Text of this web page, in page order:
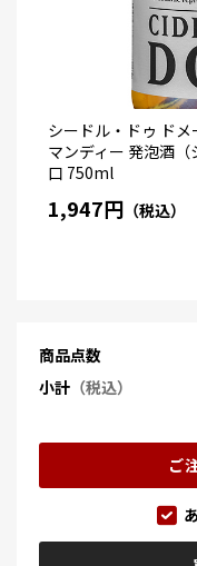
シードル・ドゥ ド
マンディー 発泡酒
口 750ml
1,947円 （税込）
商品点数
小計 （税込）
ご